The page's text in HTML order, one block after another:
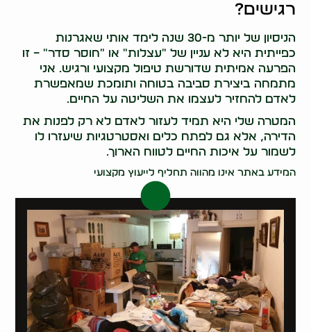
רגישים?
הניסיון של יותר מ-30 שנה לימד אותי שאגרנות
כפייתית היא לא עניין של "עצלות" או "חוסר סדר" – זו
הפרעה אמיתית שדורשת טיפול מקצועי ורגיש. אני
מתמחה ביצירת סביבה בטוחה ותומכת שמאפשרת
לאדם להחזיר לעצמו את השליטה על החיים.
המטרה שלי היא תמיד לעזור לאדם לא רק לפנות את
הדירה, אלא גם לפתח כלים ואסטרטגיות שיעזרו לו
לשמור על איכות החיים לטווח הארוך.
המידע באתר אינו מהווה תחליף לייעוץ מקצועי